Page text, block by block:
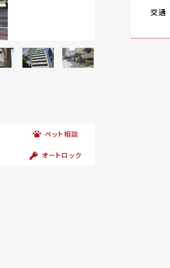
ペット相談
オートロック
交通